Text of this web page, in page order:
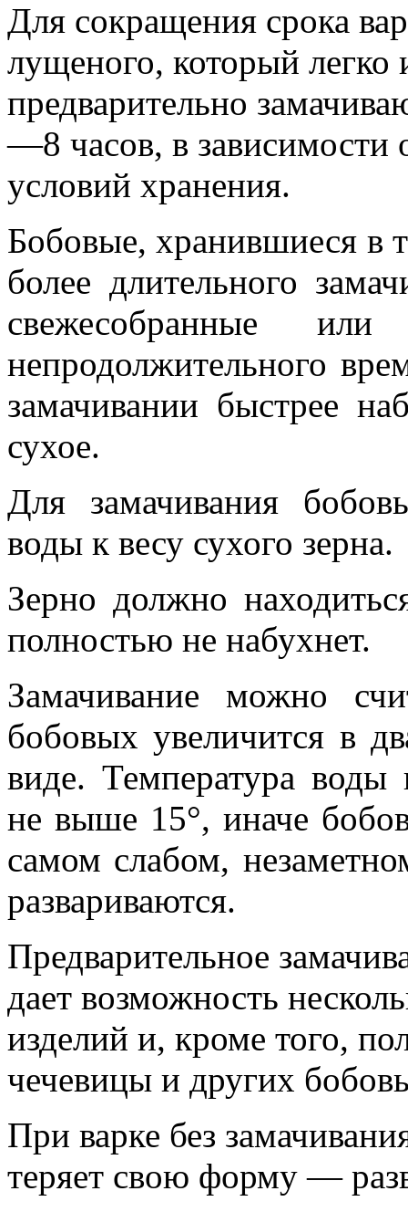
Для сокращения срока
лущеного, который легко
предварительно
—8 часов, в зависимости
условий хранения.
Бобовые, хранившиеся в
более длительного
свежесобранные
непродолжительного
замачивании быстрее
сухое.
Для замачивания
воды к весу сухого зерна.
Зерно должно
полностью не набухнет.
Замачивание можно
бобовых увеличится в
виде. Температура
не выше 15°, иначе
самом слабом,
развариваются.
Предварительное
дает возможность
изделий и, кроме того,
чечевицы и других
При варке без
теряет свою форму —